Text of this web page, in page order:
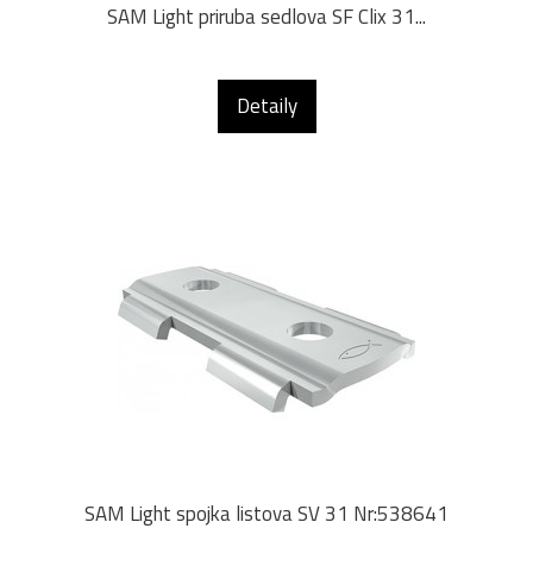
SAM Light priruba sedlova SF Clix 31...
Detaily
SAM Light spojka listova SV 31 Nr:538641